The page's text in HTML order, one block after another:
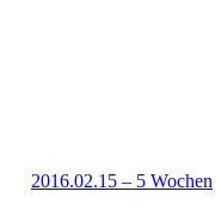
2016.02.15 – 5 Wochen